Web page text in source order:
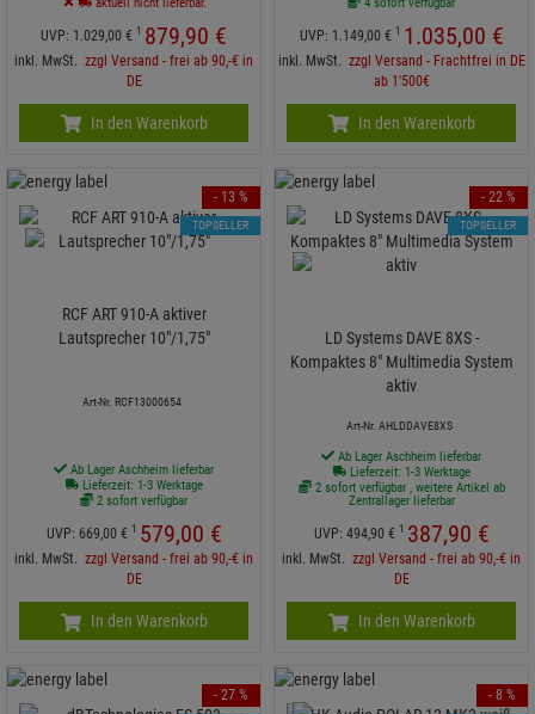
UVP: 1.029, 00 € 1 879,90 €
inkl. MwSt. zzgl Versand - frei ab 90,-€ in
DE
In den Warenkorb
UVP: 1.149, 00 € 1 1.035,00 €
inkl. MwSt. zzgl Versand - Frachtfrei in DE
ab 1'500€
In den Warenkorb
RCF ART 910-A aktiver
Lautsprecher 10"/1,75"
Art-Nr. RCF13000654
Ab Lager Aschheim lieferbar
Lieferzeit: 1-3 Werktage
2 sofort verfügbar
UVP: 669,00 € 1 579,00 €
inkl. MwSt. zzgl Versand - frei ab 90,-€ in
DE
- 13 %
TOPSELLER
In den Warenkorb
LD Systems DAVE 8XS -
Kompaktes 8" Multimedia System
aktiv
Art-Nr. AHLDDAVE8XS
Ab Lager Aschheim lieferbar
Lieferzeit: 1-3 Werktage
2 sofort verfügbar , weitere Artikel ab
Zentrallager lieferbar
UVP: 494,90 € 1 387,90 €
inkl. MwSt. zzgl Versand - frei ab 90,-€ in
DE
- 22 %
TOPSELLER
In den Warenkorb
- 27 % - 8 %